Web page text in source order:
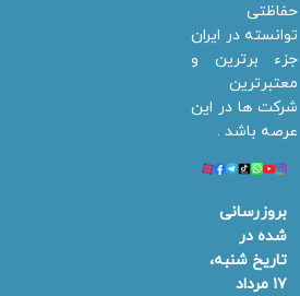
حفاظتی
توانسته در ایران
جزء برترین و
معتبرترین
شرکت ها در این
عرصه باشد .
بروزرسانی
شده در
تاریخ شنبه،
۱۷ مرداد